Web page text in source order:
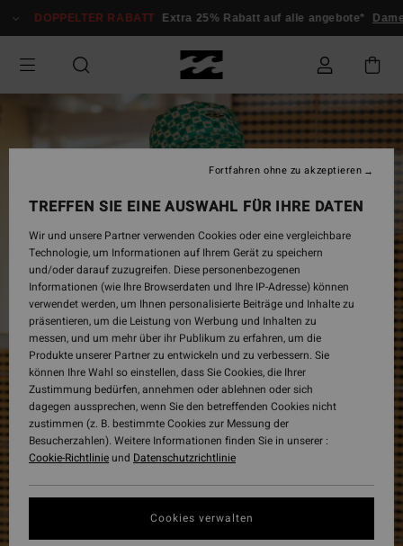
zur
springen
DOPPELTER RABATT Extra 25% Rabatt auf alle angebote* Damen
TREFFEN SIE EINE AUSWAHL FÜR IHRE DATEN
Wir und unsere Partner verwenden Cookies oder eine vergleichbare
Technologie, um Informationen auf Ihrem Gerät zu speichern
und/oder darauf zuzugreifen. Diese personenbezogenen
Informationen (wie Ihre Browserdaten und Ihre IP-Adresse) können
verwendet werden, um Ihnen personalisierte Beiträge und Inhalte zu
präsentieren, um die Leistung von Werbung und Inhalten zu
messen, und um mehr über ihr Publikum zu erfahren, um die
Produkte unserer Partner zu entwickeln und zu verbessern. Sie
können Ihre Wahl so einstellen, dass Sie Cookies, die Ihrer
Zustimmung bedürfen, annehmen oder ablehnen oder sich
dagegen aussprechen, wenn Sie den betreffenden Cookies nicht
zustimmen (z. B. bestimmte Cookies zur Messung der
Besucherzahlen). Weitere Informationen finden Sie in unserer :
Cookie-Richtlinieund Datenschutzrichtlinie
Cookies verwalten
Fortfahren ohne zu akzeptieren